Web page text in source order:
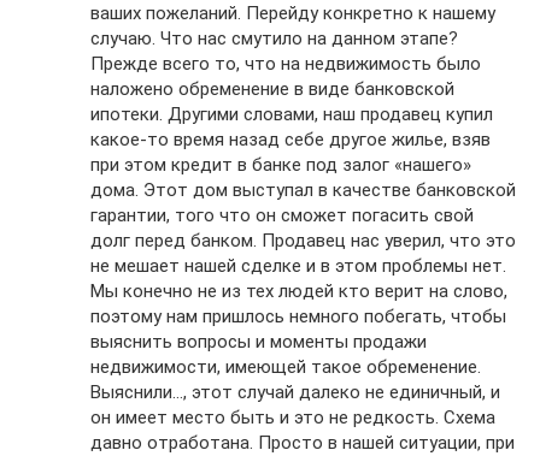
ваших пожеланий. Перейду конкретно к нашему
случаю. Что нас смутило на данном этапе?
Прежде всего то, что на недвижимость было
наложено обременение в виде банковской
ипотеки. Другими словами, наш продавец купил
какое-то время назад себе другое жилье, взяв
при этом кредит в банке под залог «нашего»
дома. Этот дом выступал в качестве банковской
гарантии, того что он сможет погасить свой
долг перед банком. Продавец нас уверил, что это
не мешает нашей сделке и в этом проблемы нет.
Мы конечно не из тех людей кто верит на слово,
поэтому нам пришлось немного побегать, чтобы
выяснить вопросы и моменты продажи
недвижимости, имеющей такое обременение.
Выяснили…, этот случай далеко не единичный, и
он имеет место быть и это не редкость. Схема
давно отработана. Просто в нашей ситуации, при